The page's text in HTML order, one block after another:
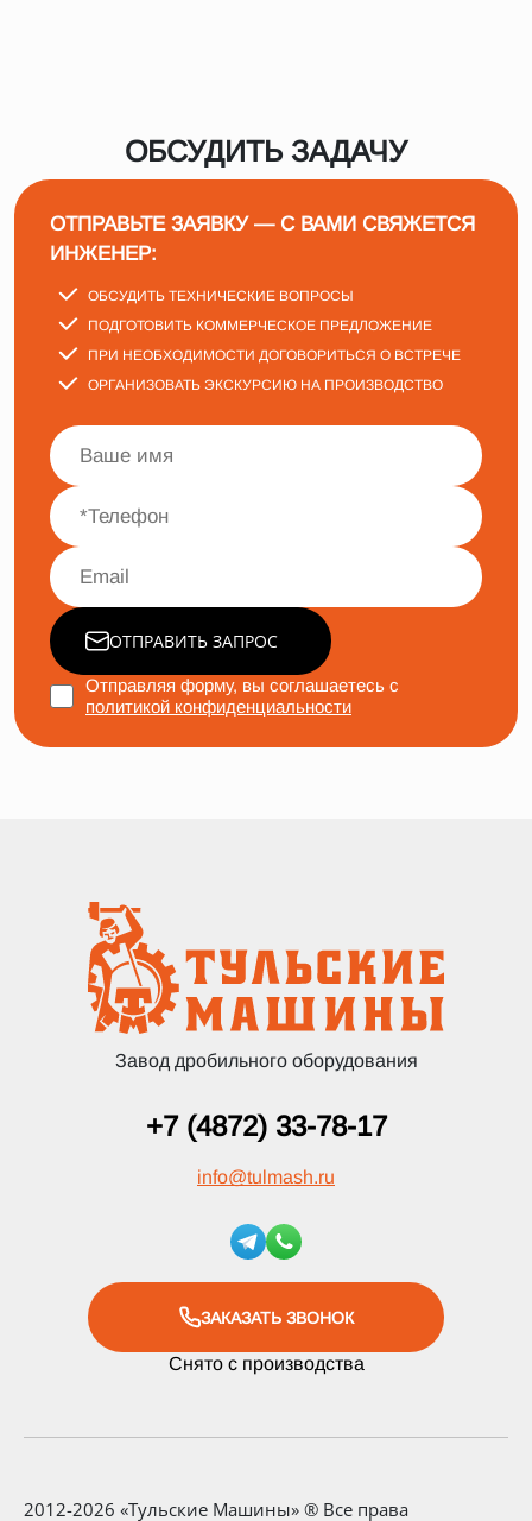
ОБСУДИТЬ ЗАДАЧУ
ОТПРАВЬТЕ ЗАЯВКУ — С ВАМИ СВЯЖЕТСЯ
ИНЖЕНЕР:
ОБСУДИТЬ ТЕХНИЧЕСКИЕ ВОПРОСЫ
ПОДГОТОВИТЬ КОММЕРЧЕСКОЕ ПРЕДЛОЖЕНИЕ
ПРИ НЕОБХОДИМОСТИ ДОГОВОРИТЬСЯ О ВСТРЕЧЕ
ОРГАНИЗОВАТЬ ЭКСКУРСИЮ НА ПРОИЗВОДСТВО
ОТПРАВИТЬ ЗАПРОС
Отправляя форму, вы соглашаетесь с
политикой конфиденциальности
Завод дробильного оборудования
+7 (4872) 33-78-17
info@tulmash.ru
ЗАКАЗАТЬ ЗВОНОК
Снято с производства
2012-2026 «Тульские Машины» ® Все права